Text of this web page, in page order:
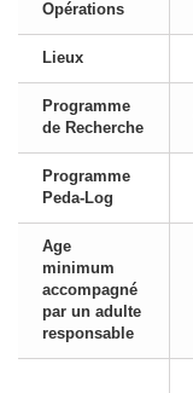
Opérations
Lieux
Programme
de Recherche
Programme
Peda-Log
Age
minimum
accompagné
par un adulte
responsable